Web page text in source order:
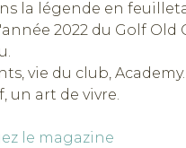
la légende en
2022 du Golf Old
vie du club,
un art de vivre.
le magazine